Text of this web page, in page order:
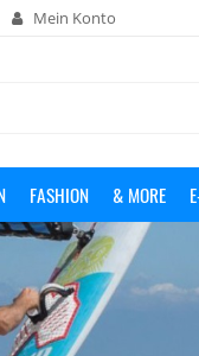
Mein Konto
FASHION & MORE